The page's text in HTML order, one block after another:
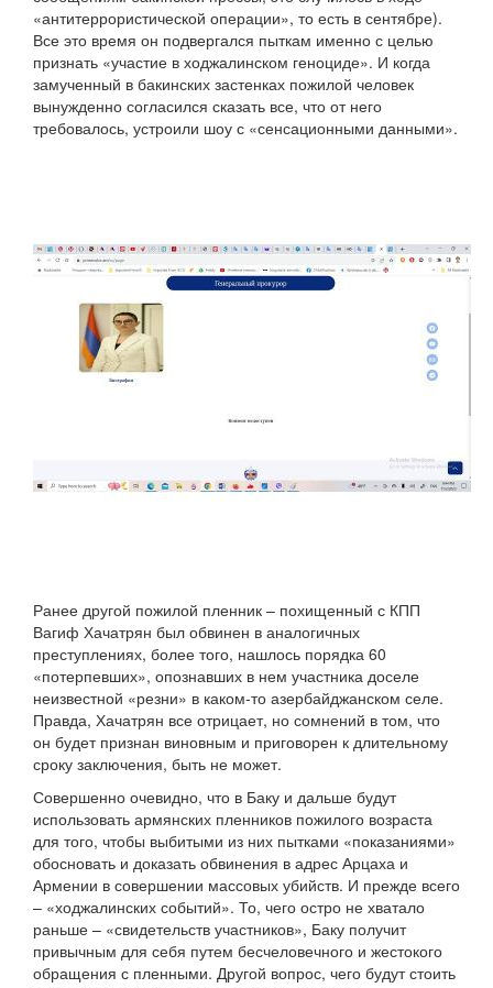
«антитеррористической операции», то есть в сентябре).
Все это время он подвергался пыткам именно с целью
признать «участие в ходжалинском геноциде». И когда
замученный в бакинских застенках пожилой человек
вынужденно согласился сказать все, что от него
требовалось, устроили шоу с «сенсационными данными».
Ранее другой пожилой пленник – похищенный с КПП
Вагиф Хачатрян был обвинен в аналогичных
преступлениях, более того, нашлось порядка 60
«потерпевших», опознавших в нем участника доселе
неизвестной «резни» в каком-то азербайджанском селе.
Правда, Хачатрян все отрицает, но сомнений в том, что
он будет признан виновным и приговорен к длительному
сроку заключения, быть не может.
Совершенно очевидно, что в Баку и дальше будут
использовать армянских пленников пожилого возраста
для того, чтобы выбитыми из них пытками «показаниями»
обосновать и доказать обвинения в адрес Арцаха и
Армении в совершении массовых убийств. И прежде всего
– «ходжалинских событий». То, чего остро не хватало
раньше – «свидетельств участников», Баку получит
привычным для себя путем бесчеловечного и жестокого
обращения с пленными. Другой вопрос, чего будут стоить